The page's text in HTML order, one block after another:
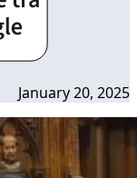
January 20, 2025